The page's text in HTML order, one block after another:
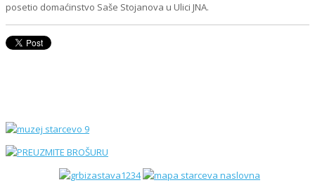
posetio domaćinstvo Saše Stojanova u Ulici JNA.